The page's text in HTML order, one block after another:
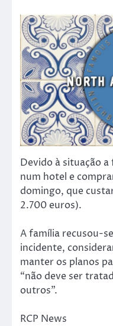
Devido à situação
num hotel e
domingo, que
2.700 euros).
A família recusou-
incidente,
manter os planos
“não deve ser
outros”.
RCP News